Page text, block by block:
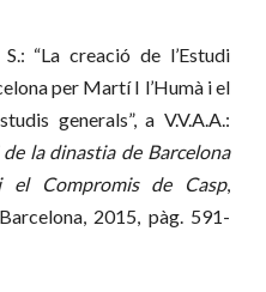
“La creació de l’Estudi
per Martí I l’Humà i el
generals”, a V.V.A.A.:
la dinastia de Barcelona
i el Compromis de Casp,
2015, pàg. 591-